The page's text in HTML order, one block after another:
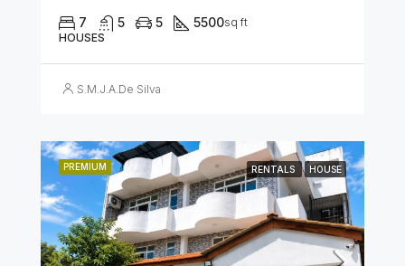
7 5 5 5500sq ft
HOUSES
S.M.J.A.De Silva
PREMIUM RENTALS HOUSE